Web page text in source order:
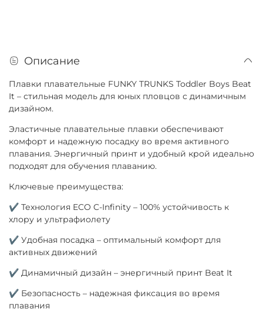
Описание
Плавки плавательные FUNKY TRUNKS Toddler Boys Beat
It – стильная модель для юных пловцов с динамичным
дизайном.
Эластичные плавательные плавки обеспечивают
комфорт и надежную посадку во время активного
плавания. Энергичный принт и удобный крой идеально
подходят для обучения плаванию.
Ключевые преимущества:
✔ Технология ECO C-Infinity – 100% устойчивость к
хлору и ультрафиолету
✔ Удобная посадка – оптимальный комфорт для
активных движений
✔ Динамичный дизайн – энергичный принт Beat It
✔ Безопасность – надежная фиксация во время
плавания